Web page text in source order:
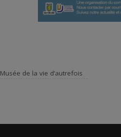
Musée de la vie d’autrefois